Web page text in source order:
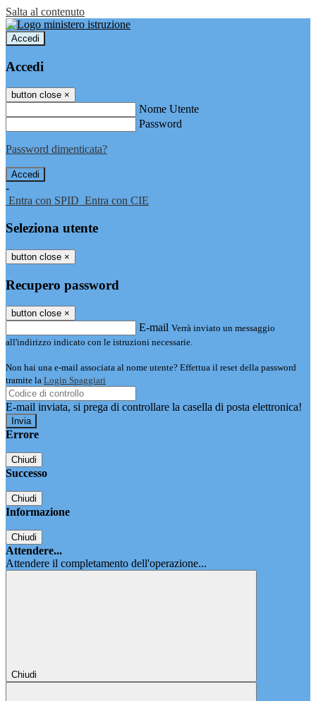
Salta al contenuto
Accedi
Accedi
button close ×
Nome Utente
Password
Password dimenticata?
-
Entra con SPID Entra con CIE
Seleziona utente
button close ×
Recupero password
button close ×
E-mail Verrà inviato un messaggio
all'indirizzo indicato con le istruzioni necessarie.
Non hai una e-mail associata al nome utente? Effettua il reset della password
tramite la Login Spaggiari
E-mail inviata, si prega di controllare la casella di posta elettronica!
Errore
Chiudi
Successo
Chiudi
Informazione
Chiudi
Attendere...
Attendere il completamento dell'operazione...
Chiudi